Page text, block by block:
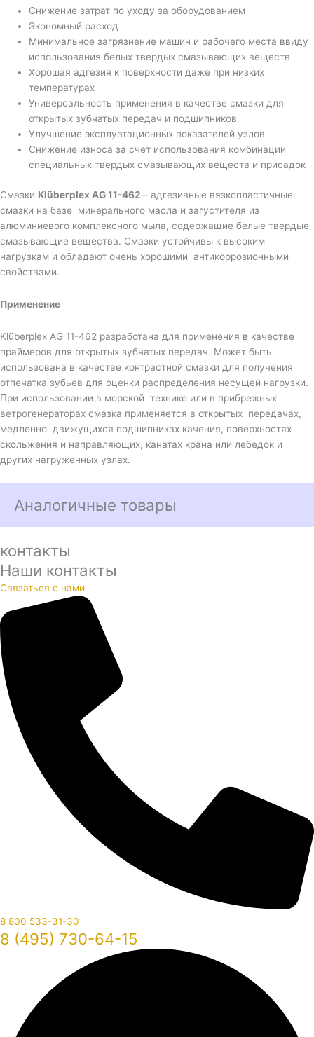
Снижение затрат по уходу за оборудованием
Экономный расход
Минимальное загрязнение машин и рабочего места ввиду
использования белых твердых смазывающих веществ
Хорошая адгезия к поверхности даже при низких
температурах
Универсальность применения в качестве смазки для
открытых зубчатых передач и подшипников
Улучшение эксплуатационных показателей узлов
Снижение износа за счет использования комбинации
специальных твердых смазывающих веществ и присадок
Смазки Klüberplex AG 11-462 – адгезивные вязкопластичные
смазки на базе минерального масла и загустителя из
алюминиевого комплексного мыла, содержащие белые твердые
смазывающие вещества. Смазки устойчивы к высоким
нагрузкам и обладают очень хорошими антикоррозионными
свойствами.
Применение
Klüberplex AG 11-462 разработана для применения в качестве
праймеров для открытых зубчатых передач. Может быть
использована в качестве контрастной смазки для получения
отпечатка зубьев для оценки распределения несущей нагрузки.
При использовании в морской технике или в прибрежных
ветрогенераторах смазка применяется в открытых передачах,
медленно движущихся подшипниках качения, поверхностях
скольжения и направляющих, канатах крана или лебедок и
других нагруженных узлах.
Аналогичные товары
контакты
Наши контакты
Связаться с нами
8 800 533-31-30
8 (495) 730-64-15